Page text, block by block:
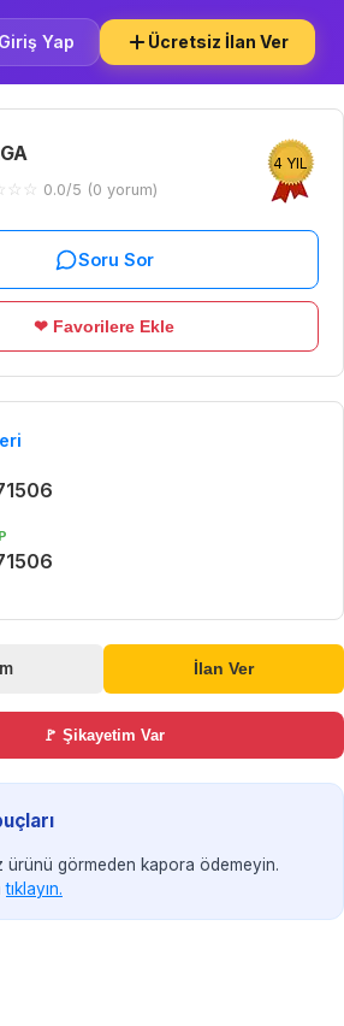
Giriş Yap Ücretsiz İlan Ver
☆ ☆ 0.0/5 (0 yorum)
4 YIL
Soru Sor
❤ Favorilere Ekle
İlan Ver
🚩 Şikayetim Var
ürünü görmeden kapora ödemeyin.
tıklayın.